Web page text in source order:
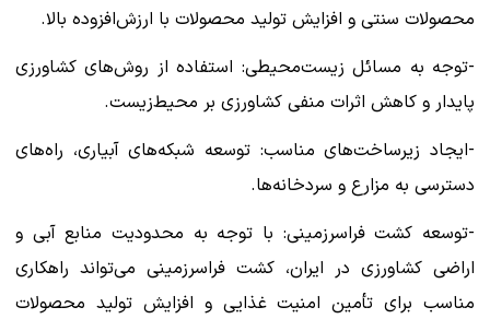
محصولات سنتی و افزایش تولید محصولات با ارزش‌افزوده بالا.
-توجه به مسائل زیست‌محیطی: استفاده از روش‌های کشاورزی
پایدار و کاهش اثرات منفی کشاورزی بر محیط‌زیست.
-ایجاد زیرساخت‌های مناسب: توسعه شبکه‌های آبیاری، راه‌های
دسترسی به مزارع و سردخانه‌ها.
-توسعه کشت فراسرزمینی: با توجه به محدودیت منابع آبی و
اراضی کشاورزی در ایران، کشت فراسرزمینی می‌تواند راهکاری
مناسب برای تأمین امنیت غذایی و افزایش تولید محصولات